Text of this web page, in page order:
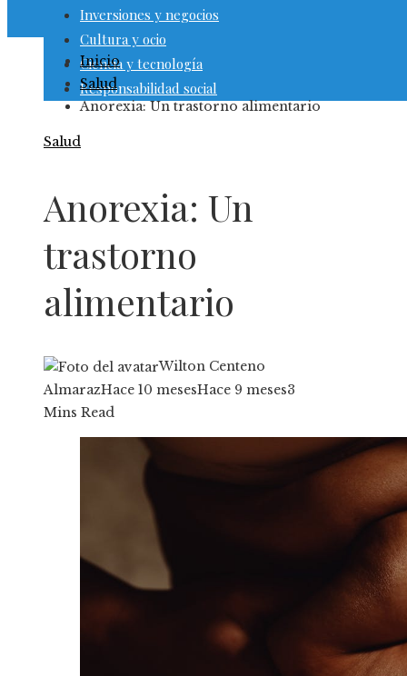
Inversiones y negocios
Cultura y ocio
Ciencia y tecnología
Responsabilidad social
Inicio
Salud
Anorexia: Un trastorno alimentario
Salud
Anorexia: Un
trastorno
alimentario
Wilton Centeno
AlmarazHace 10 mesesHace 9 meses3
Mins Read